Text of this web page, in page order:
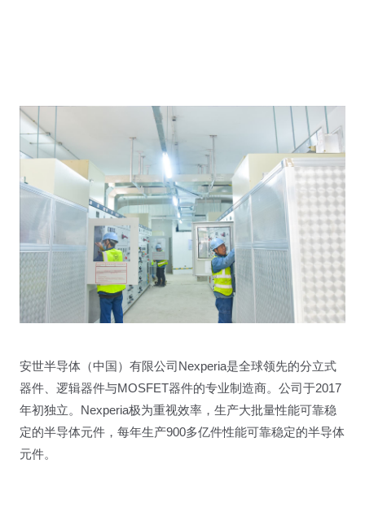
安世半导体（中国）有限公司Nexperia是全球领先的分立式
器件、逻辑器件与MOSFET器件的专业制造商。公司于2017
年初独立。Nexperia极为重视效率，生产大批量性能可靠稳
定的半导体元件，每年生产900多亿件性能可靠稳定的半导体
元件。